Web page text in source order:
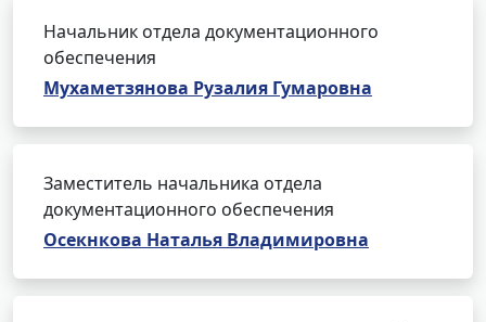
Начальник отдела документационного
обеспечения
Мухаметзянова Рузалия Гумаровна
Заместитель начальника отдела
документационного обеспечения
Осекнкова Наталья Владимировна